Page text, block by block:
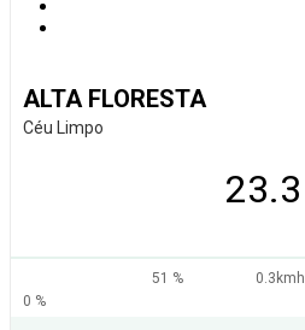
ALTA FLORESTA
Céu Limpo
23.3
51 %
0.3kmh
0 %